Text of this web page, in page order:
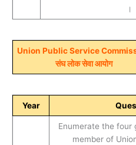
।
Union Public Service
संघ लोक सेवा आयोग
Year
Enumerate the four
member of